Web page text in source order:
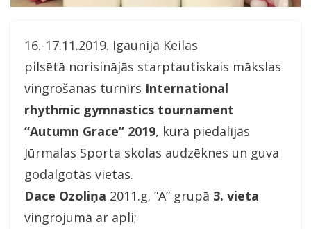
16.-17.11.2019. Igaunijā Keilas
pilsētā norisinājās starptautiskais mākslas
vingrošanas turnīrs International
rhythmic gymnastics tournament
“Autumn Grace” 2019, kurā piedalījās
Jūrmalas Sporta skolas audzēknes un guva
godalgotās vietas.
Dace Ozoliņa 2011.g. ”A” grupā 3. vieta
vingrojumā ar apli;